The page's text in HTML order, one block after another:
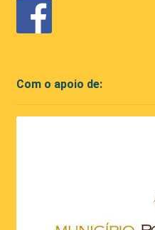
Com o apoio de: